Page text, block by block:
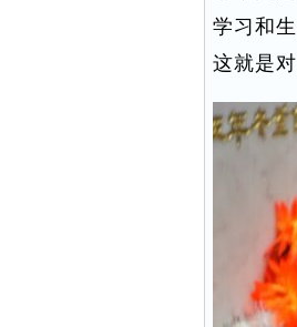
学习和
这就是